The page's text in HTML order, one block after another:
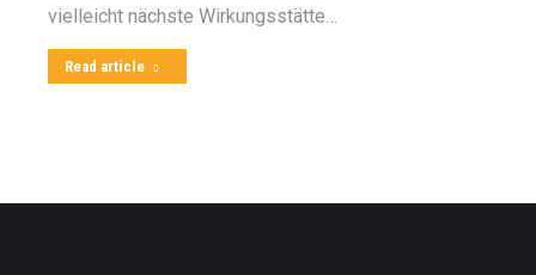
vielleicht nächste Wirkungsstätte…
Read article